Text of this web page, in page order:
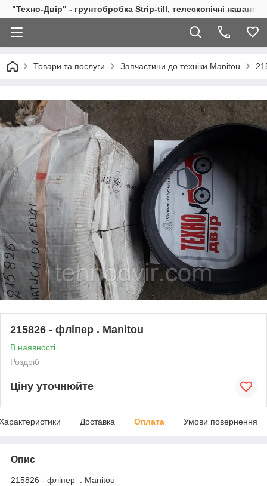
"Техно-Двір" - грунтобробка Strip-till, телескопічні
Товари та послуги Запчастини до техніки Manitou
215826 - фліпер . Manitou
В наявності
Роздріб
Ціну уточнюйте
Доставка Оплата Умови повернення
Опис
215826 - фліпер . Мanitou